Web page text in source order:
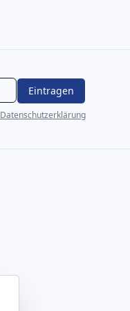
Eintragen
Datenschutzerklärung